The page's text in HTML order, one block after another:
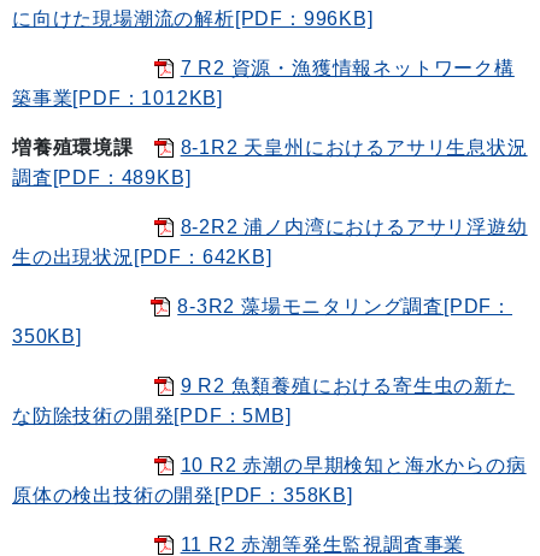
に向けた現場潮流の解析[PDF：996KB]
7 R2 資源・漁獲情報ネットワーク構
築事業[PDF：1012KB]
増養殖環境課
8-1R2 天皇州におけるアサリ生息状況
調査[PDF：489KB]
8-2R2 浦ノ内湾におけるアサリ浮遊幼
生の出現状況[PDF：642KB]
8-3R2 藻場モニタリング調査[PDF：
350KB]
9 R2 魚類養殖における寄生虫の新た
な防除技術の開発[PDF：5MB]
10 R2 赤潮の早期検知と海水からの病
原体の検出技術の開発[PDF：358KB]
11 R2 赤潮等発生監視調査事業